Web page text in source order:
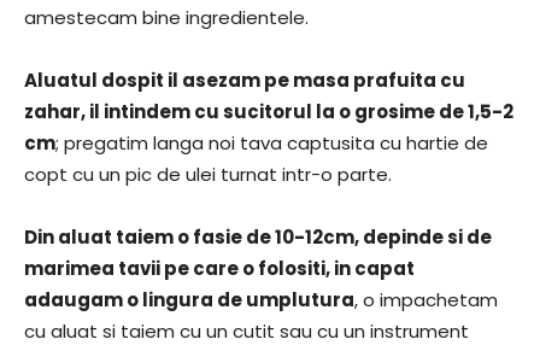
amestecam bine ingredientele.
Aluatul dospit il asezam pe masa prafuita cu
zahar, il intindem cu sucitorul la o grosime de 1,5-2
cm; pregatim langa noi tava captusita cu hartie de
copt cu un pic de ulei turnat intr-o parte.
Din aluat taiem o fasie de 10-12cm, depinde si de
marimea tavii pe care o folositi, in capat
adaugam o lingura de umplutura, o impachetam
cu aluat si taiem cu un cutit sau cu un instrument